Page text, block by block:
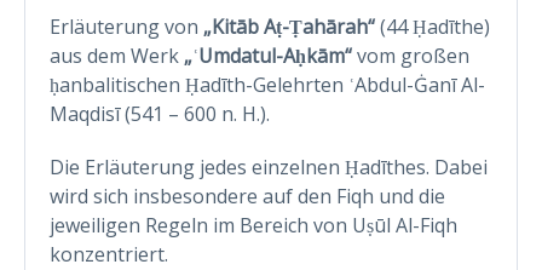
Erläuterung von „Kitāb Aṭ-Ṭahārah“(44 Ḥadīthe)
aus dem Werk „ʿUmdatul-Aḥkām“vom großen
ḥanbalitischen Ḥadīth-Gelehrten ʿAbdul-Ġanī Al-
Maqdisī (541 – 600 n. H.).
Die Erläuterung jedes einzelnen Ḥadīthes. Dabei
wird sich insbesondere auf den Fiqh und die
jeweiligen Regeln im Bereich von Uṣūl Al-Fiqh
konzentriert.